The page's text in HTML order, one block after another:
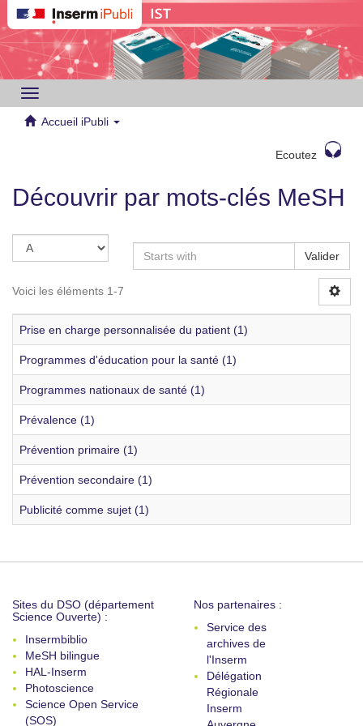
Toggle
navigation
Accueil iPubli
Ecoutez
Découvrir par mots-clés MeSH
Valider
Voici les éléments 1-7
Prise en charge personnalisée du patient (1)
Programmes d'éducation pour la santé (1)
Programmes nationaux de santé (1)
Prévalence (1)
Prévention primaire (1)
Prévention secondaire (1)
Publicité comme sujet (1)
Sites du DSO (département
Science Ouverte) :
Insermbiblio
MeSH bilingue
HAL-Inserm
Photoscience
Science Open Service
(SOS)
Nos partenaires :
Service des
archives de
l'Inserm
Délégation
Régionale
Inserm